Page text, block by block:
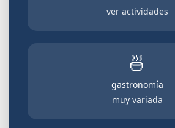
ver actividades
🍜
gastronomía
muy variada